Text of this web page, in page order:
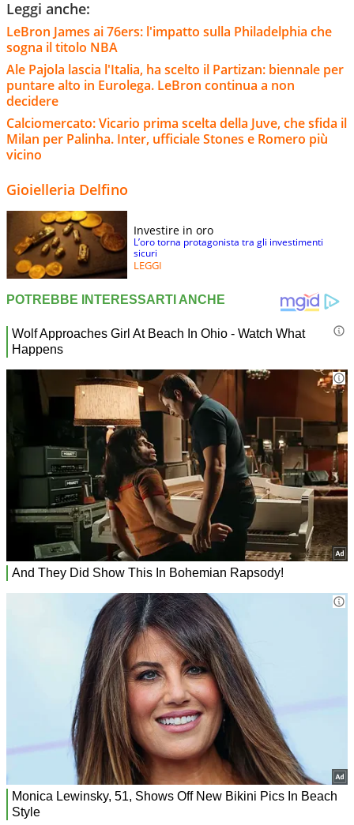
Leggi anche:
LeBron James ai 76ers: l'impatto sulla Philadelphia che
sogna il titolo NBA
Ale Pajola lascia l'Italia, ha scelto il Partizan: biennale per
puntare alto in Eurolega. LeBron continua a non
decidere
Calciomercato: Vicario prima scelta della Juve, che sfida il
Milan per Palinha. Inter, ufficiale Stones e Romero più
vicino
Gioielleria Delfino
Investire in oro
L’oro torna protagonista tra gli investimenti
sicuri
LEGGI